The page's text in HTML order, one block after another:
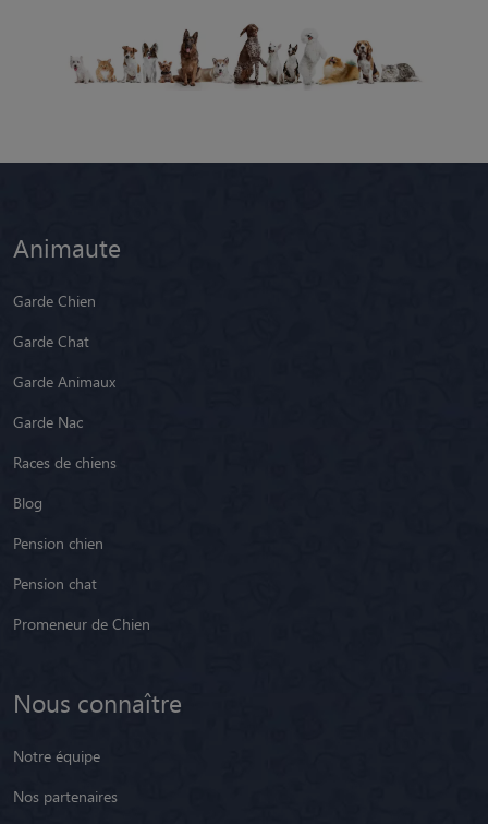
Animaute
Garde Chien
Garde Chat
Garde Animaux
Garde Nac
Races de chiens
Blog
Pension chien
Pension chat
Promeneur de Chien
Nous connaître
Notre équipe
Nos partenaires